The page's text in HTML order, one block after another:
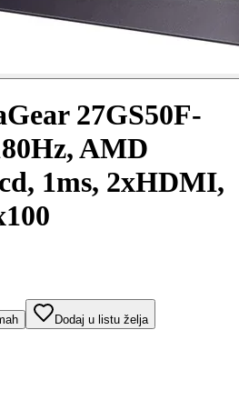
27GS50F-
AMD
1ms, 2xHDMI,
Dodaj u listu želja